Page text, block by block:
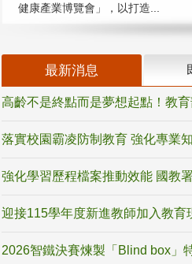
健康產業博覽會」，以打造...
最新消息
高齡不是終點而是夢想起點！教
落實校園霸凌防制教育 強化專業
強化學習歷程檔案推動效能 國教
迎接115學年度新進教師加入教育
2026智鐵決賽煉製「Blind box」